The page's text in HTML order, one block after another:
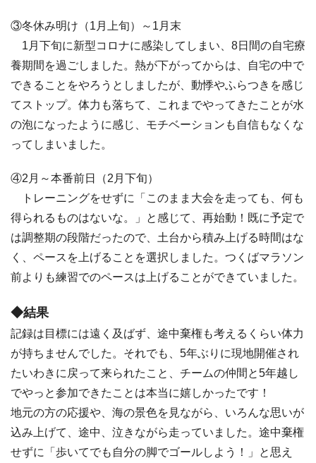
③冬休み明け（1月上旬）～1月末
1月下旬に新型コロナに感染してしまい、8日間の自宅療
養期間を過ごしました。熱が下がってからは、自宅の中で
できることをやろうとしましたが、動悸やふらつきを感じ
てストップ。体力も落ちて、これまでやってきたことが水
の泡になったように感じ、モチベーションも自信もなくな
ってしまいました。
④2月～本番前日（2月下旬）
トレーニングをせずに「このまま大会を走っても、何も
得られるものはないな。」と感じて、再始動！既に予定で
は調整期の段階だったので、土台から積み上げる時間はな
く、ペースを上げることを選択しました。つくばマラソン
前よりも練習でのペースは上げることができていました。
◆結果
記録は目標には遠く及ばず、途中棄権も考えるくらい体力
が持ちませんでした。それでも、5年ぶりに現地開催され
たいわきに戻って来られたこと、チームの仲間と5年越し
でやっと参加できたことは本当に嬉しかったです！
地元の方の応援や、海の景色を見ながら、いろんな思いが
込み上げて、途中、泣きながら走っていました。途中棄権
せずに「歩いてでも自分の脚でゴールしよう！」と思え